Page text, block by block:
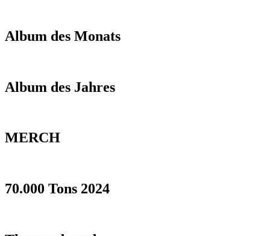
Album des Monats
Album des Jahres
MERCH
70.000 Tons 2024